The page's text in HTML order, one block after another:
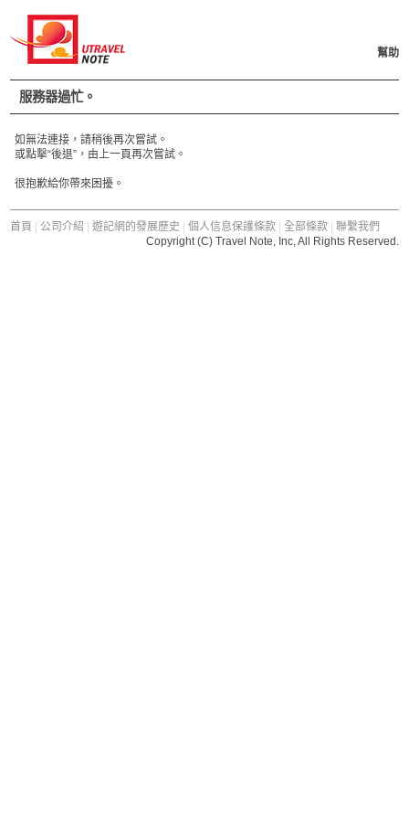
幫助
服務器過忙。
如無法連接，請稍後再次嘗試。
或點擊“後退”，由上一頁再次嘗試。
很抱歉給你帶來困擾。
首頁 公司介紹 |遊記網的發展歷史 |個人信息保護條款 |全部條款 |聯繫我們
Copyright (C) Travel Note, Inc, All Rights Reserved.